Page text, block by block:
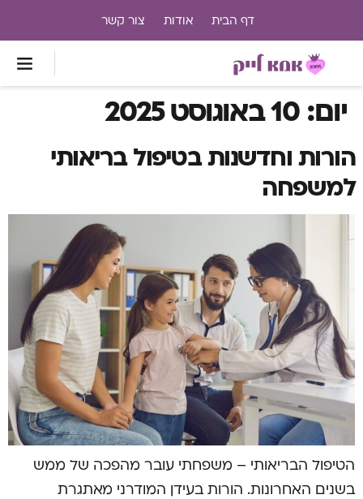
דף הבית אודות צור קשר
יום:10 באוגוסט 2025
הורות וחדשנות בטיפול בריאותי
למשפחה
הטיפול הבריאותי – משפחתי עובר מהפכה של ממש
בשנים האחרונות. הורות בעידן המודרני מאתגרת